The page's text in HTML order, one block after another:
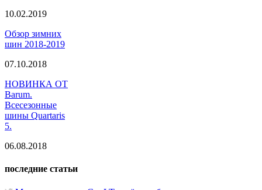
10.02.2019
Обзор зимних
шин 2018-2019
07.10.2018
НОВИНКА ОТ
Barum.
Всесезонные
шины Quartaris
5.
06.08.2018
последние статьи